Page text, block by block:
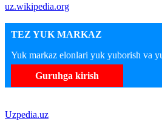
uz.wikipedia.org
TEZ YUK MARKAZ
Yuk markaz elonlari yuk yuborish va
Guruhga kirish
Uzpedia.uz